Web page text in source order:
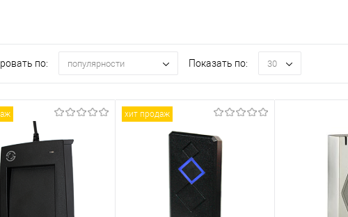
по: популярности Показать по: 30
хит продаж